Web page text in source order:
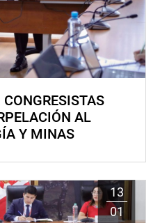
AL
Y MINAS
13
01